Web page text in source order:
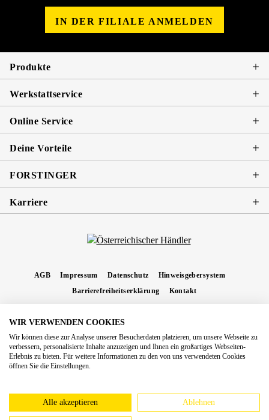
IN DER FILIALE ANMELDEN
Produkte
Werkstattservice
Online Service
Deine Vorteile
FORSTINGER
Karriere
AGB Impressum Datenschutz
Hinweisgebersystem
Barrierefreiheitserklärung
Kontakt
Nachnahmegebühren, wenn nicht anders angegeben.
Copyright 2026 Forstinger Österreich GmbH
Königstetter Straße 128 - 134/OG3, 3430 Tulln
europäschen Online-Streitbeilegungs-Plattform hinzuweisen: webgate.ec.europa.eu/odr
WIR VERWENDEN COOKIES
Wir können diese zur Analyse unserer Besucherdaten platzieren, um unsere Webseite zu
verbessern, personalisierte Inhalte anzuzeigen und Ihnen ein großartiges Webseiten-
Erlebnis zu bieten. Für weitere Informationen zu den von uns verwendeten Cookies
öffnen Sie die Einstellungen.
Alle akzeptieren Ablehnen